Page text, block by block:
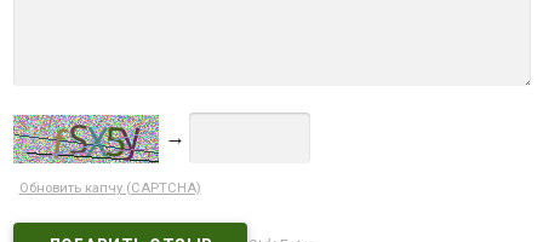
→
Обновить капчу (CAPTCHA)